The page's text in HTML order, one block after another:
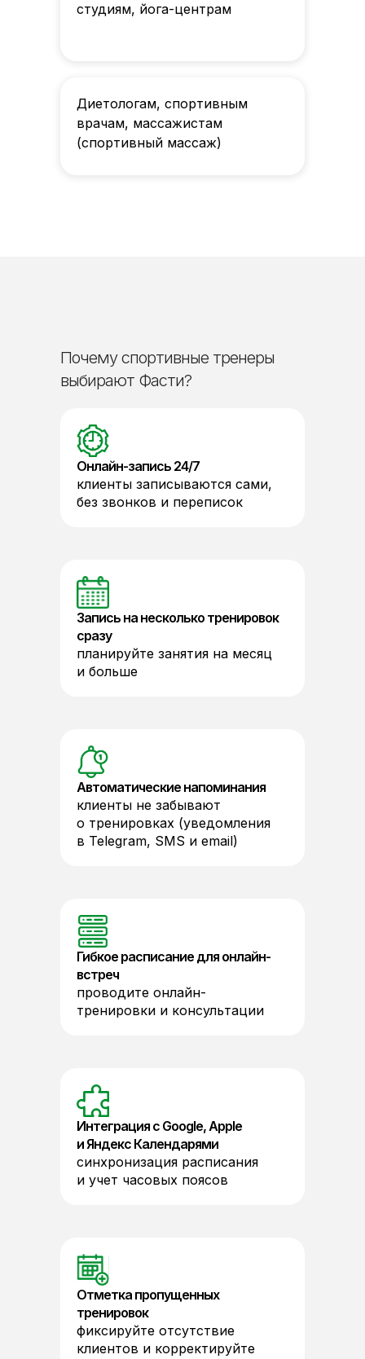
Диетологам, спортивным
врачам, массажистам
(спортивный массаж)
студиям, йога-центрам
Почему спортивные тренеры
выбирают Фасти?
Автоматические напоминания
клиенты не забывают
о тренировках (уведомления
в Telegram, SMS и email)
Гибкое расписание для онлайн-
встреч
проводите онлайн-
тренировки и консультации
Отметка пропущенных
тренировок
фиксируйте отсутствие
клиентов и корректируйте
Интеграция с Google, Apple
и Яндекс Календарями
синхронизация расписания
и учет часовых поясов
Онлайн-запись 24/7
клиенты записываются сами,
без звонков и переписок
Запись на несколько тренировок
сразу
планируйте занятия на месяц
и больше